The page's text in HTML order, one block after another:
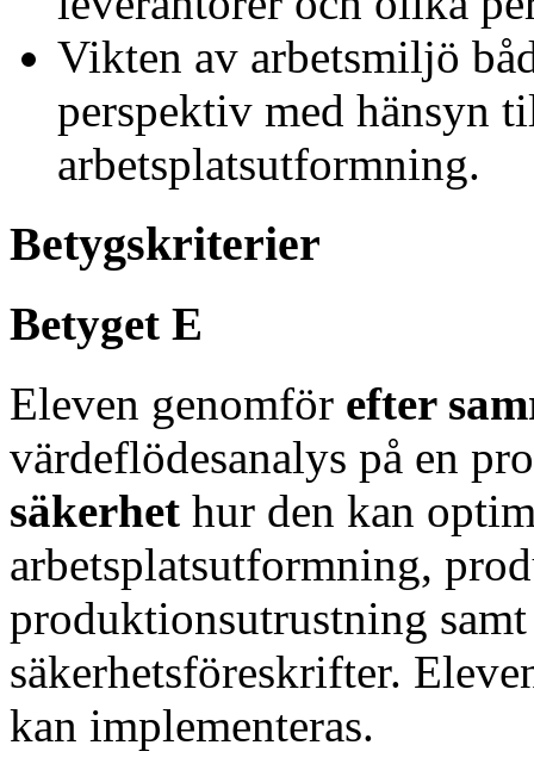
Vikten av arbetsmiljö
perspektiv med hänsyn
arbetsplatsutformning.
Betygskriterier
Betyget E
Eleven genomför efter
värdeflödesanalys på en
säkerhet hur den kan
arbetsplatsutformning,
produktionsutrustning
säkerhetsföreskrifter.
kan implementeras.